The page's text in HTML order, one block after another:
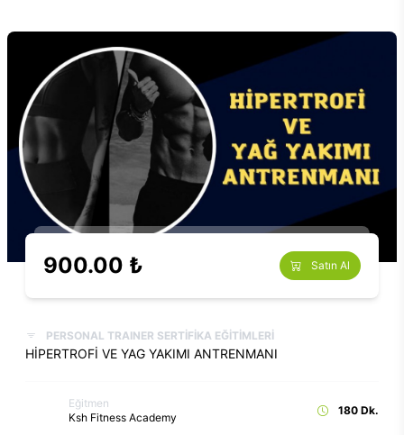
900.00 ₺ Satın Al
PERSONAL TRAINER SERTİFİKA EĞİTİMLERİ
HİPERTROFİ VE YAG YAKIMI ANTRENMANI
Eğitmen
Ksh Fitness Academy
180 Dk.